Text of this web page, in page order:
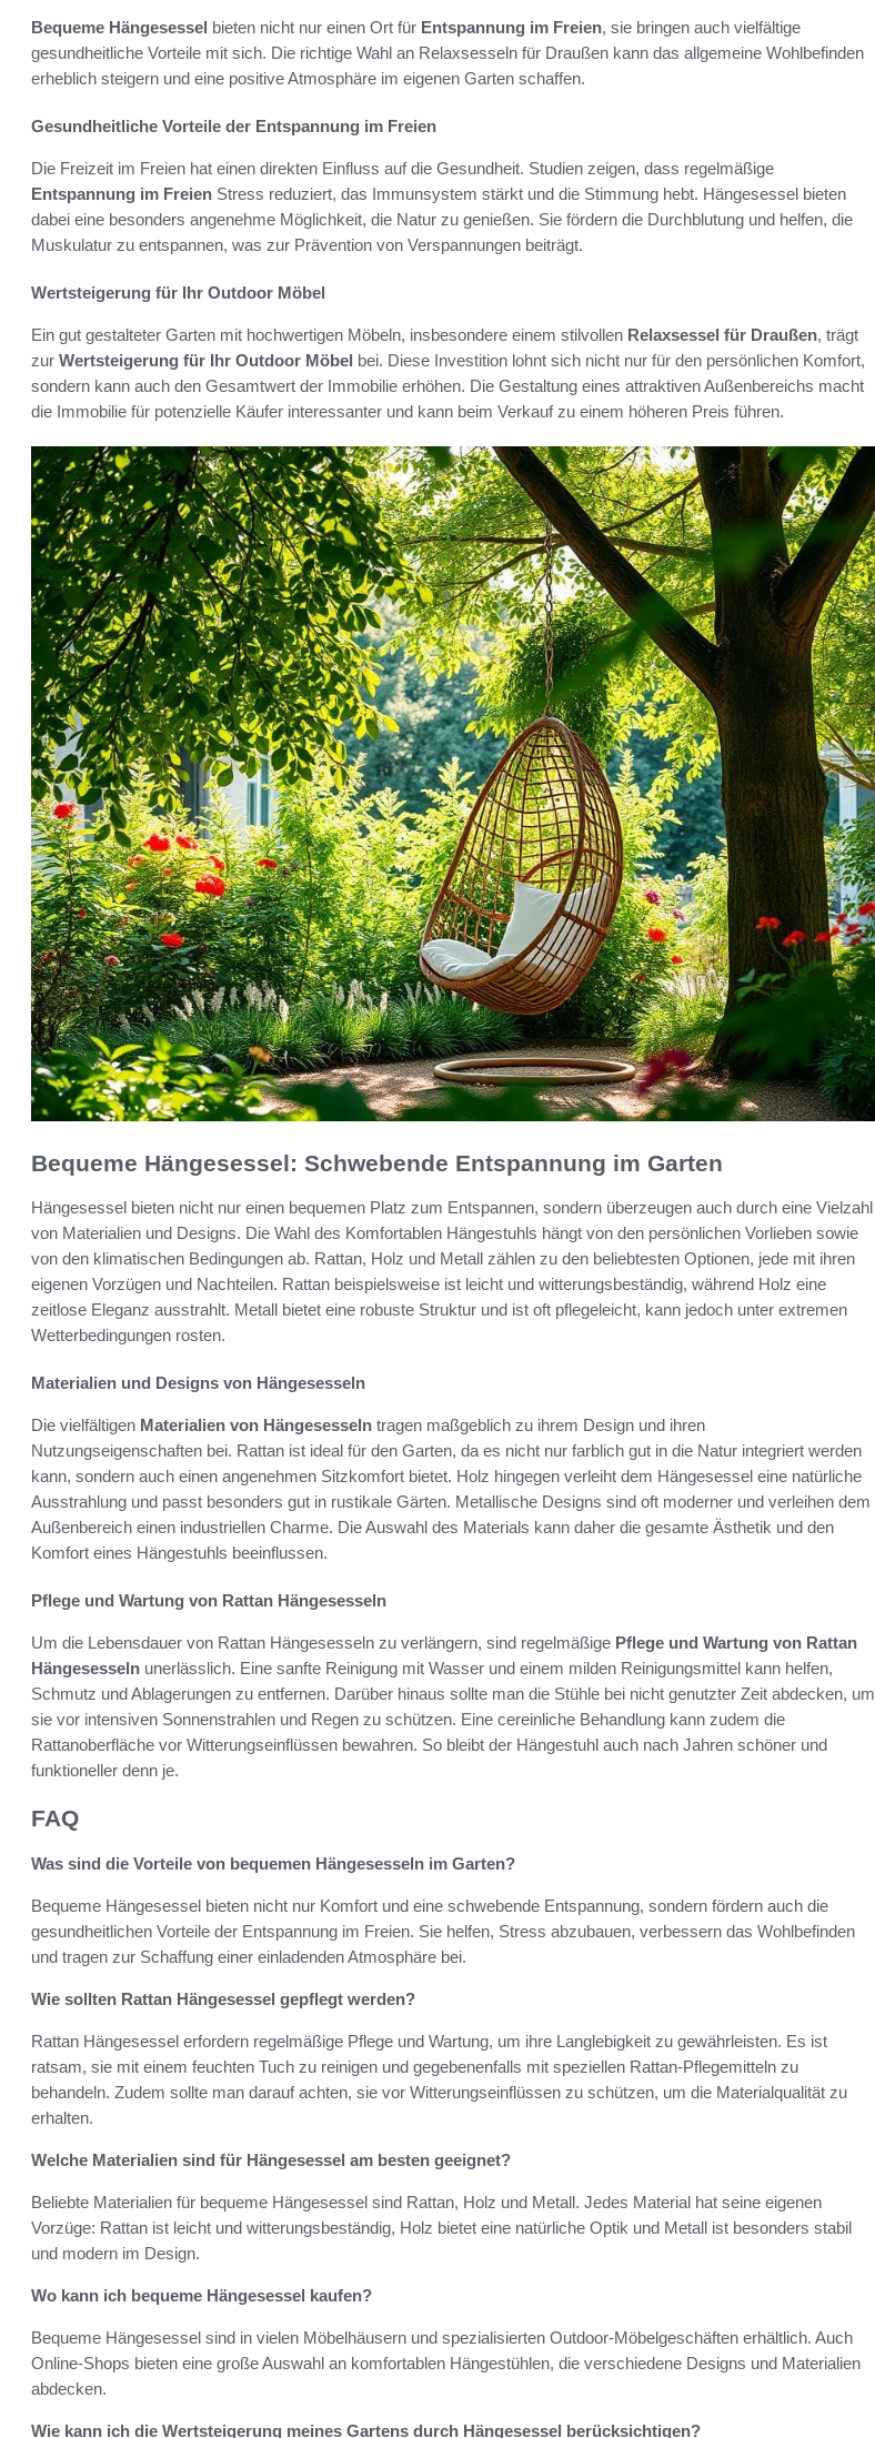
Bequeme Hängesessel bieten nicht nur einen Ort für Entspannung im Freien, sie bringen auch vielfältige
gesundheitliche Vorteile mit sich. Die richtige Wahl an Relaxsesseln für Draußen kann das allgemeine Wohlbefinden
erheblich steigern und eine positive Atmosphäre im eigenen Garten schaffen.
Gesundheitliche Vorteile der Entspannung im Freien
Die Freizeit im Freien hat einen direkten Einfluss auf die Gesundheit. Studien zeigen, dass regelmäßige
Entspannung im Freien Stress reduziert, das Immunsystem stärkt und die Stimmung hebt. Hängesessel bieten
dabei eine besonders angenehme Möglichkeit, die Natur zu genießen. Sie fördern die Durchblutung und helfen, die
Muskulatur zu entspannen, was zur Prävention von Verspannungen beiträgt.
Wertsteigerung für Ihr Outdoor Möbel
Ein gut gestalteter Garten mit hochwertigen Möbeln, insbesondere einem stilvollen Relaxsessel für Draußen, trägt
zur Wertsteigerung für Ihr Outdoor Möbel bei. Diese Investition lohnt sich nicht nur für den persönlichen Komfort,
sondern kann auch den Gesamtwert der Immobilie erhöhen. Die Gestaltung eines attraktiven Außenbereichs macht
die Immobilie für potenzielle Käufer interessanter und kann beim Verkauf zu einem höheren Preis führen.
Bequeme Hängesessel: Schwebende Entspannung im Garten
Hängesessel bieten nicht nur einen bequemen Platz zum Entspannen, sondern überzeugen auch durch eine Vielzahl
von Materialien und Designs. Die Wahl des Komfortablen Hängestuhls hängt von den persönlichen Vorlieben sowie
von den klimatischen Bedingungen ab. Rattan, Holz und Metall zählen zu den beliebtesten Optionen, jede mit ihren
eigenen Vorzügen und Nachteilen. Rattan beispielsweise ist leicht und witterungsbeständig, während Holz eine
zeitlose Eleganz ausstrahlt. Metall bietet eine robuste Struktur und ist oft pflegeleicht, kann jedoch unter extremen
Wetterbedingungen rosten.
Materialien und Designs von Hängesesseln
Die vielfältigen Materialien von Hängesesseln tragen maßgeblich zu ihrem Design und ihren
Nutzungseigenschaften bei. Rattan ist ideal für den Garten, da es nicht nur farblich gut in die Natur integriert werden
kann, sondern auch einen angenehmen Sitzkomfort bietet. Holz hingegen verleiht dem Hängesessel eine natürliche
Ausstrahlung und passt besonders gut in rustikale Gärten. Metallische Designs sind oft moderner und verleihen dem
Außenbereich einen industriellen Charme. Die Auswahl des Materials kann daher die gesamte Ästhetik und den
Komfort eines Hängestuhls beeinflussen.
Pflege und Wartung von Rattan Hängesesseln
Um die Lebensdauer von Rattan Hängesesseln zu verlängern, sind regelmäßige Pflege und Wartung von Rattan
Hängesesseln unerlässlich. Eine sanfte Reinigung mit Wasser und einem milden Reinigungsmittel kann helfen,
Schmutz und Ablagerungen zu entfernen. Darüber hinaus sollte man die Stühle bei nicht genutzter Zeit abdecken, um
sie vor intensiven Sonnenstrahlen und Regen zu schützen. Eine cereinliche Behandlung kann zudem die
Rattanoberfläche vor Witterungseinflüssen bewahren. So bleibt der Hängestuhl auch nach Jahren schöner und
funktioneller denn je.
FAQ
Was sind die Vorteile von bequemen Hängesesseln im Garten?
Bequeme Hängesessel bieten nicht nur Komfort und eine schwebende Entspannung, sondern fördern auch die
gesundheitlichen Vorteile der Entspannung im Freien. Sie helfen, Stress abzubauen, verbessern das Wohlbefinden
und tragen zur Schaffung einer einladenden Atmosphäre bei.
Wie sollten Rattan Hängesessel gepflegt werden?
Rattan Hängesessel erfordern regelmäßige Pflege und Wartung, um ihre Langlebigkeit zu gewährleisten. Es ist
ratsam, sie mit einem feuchten Tuch zu reinigen und gegebenenfalls mit speziellen Rattan-Pflegemitteln zu
behandeln. Zudem sollte man darauf achten, sie vor Witterungseinflüssen zu schützen, um die Materialqualität zu
erhalten.
Welche Materialien sind für Hängesessel am besten geeignet?
Beliebte Materialien für bequeme Hängesessel sind Rattan, Holz und Metall. Jedes Material hat seine eigenen
Vorzüge: Rattan ist leicht und witterungsbeständig, Holz bietet eine natürliche Optik und Metall ist besonders stabil
und modern im Design.
Wo kann ich bequeme Hängesessel kaufen?
Bequeme Hängesessel sind in vielen Möbelhäusern und spezialisierten Outdoor-Möbelgeschäften erhältlich. Auch
Online-Shops bieten eine große Auswahl an komfortablen Hängestühlen, die verschiedene Designs und Materialien
abdecken.
Wie kann ich die Wertsteigerung meines Gartens durch Hängesessel berücksichtigen?